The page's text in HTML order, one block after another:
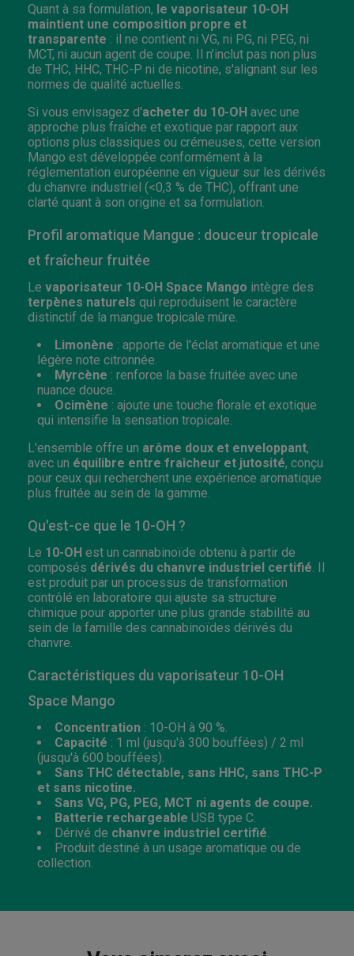
Quant à sa formulation, le vaporisateur 10-OH
maintient une composition propre et
transparente : il ne contient ni VG, ni PG, ni PEG, ni
MCT, ni aucun agent de coupe. Il n'inclut pas non plus
de THC, HHC, THC-P ni de nicotine, s'alignant sur les
normes de qualité actuelles.
Si vous envisagez d'acheter du 10-OH avec une
approche plus fraîche et exotique par rapport aux
options plus classiques ou crémeuses, cette version
Mango est développée conformément à la
réglementation européenne en vigueur sur les dérivés
du chanvre industriel (<0,3 % de THC), offrant une
clarté quant à son origine et sa formulation.
Profil aromatique Mangue : douceur tropicale
et fraîcheur fruitée
Le vaporisateur 10-OH Space Mango intègre des
terpènes naturels qui reproduisent le caractère
distinctif de la mangue tropicale mûre.
Limonène : apporte de l'éclat aromatique et une
légère note citronnée.
Myrcène : renforce la base fruitée avec une
nuance douce.
Ocimène : ajoute une touche florale et exotique
qui intensifie la sensation tropicale.
L'ensemble offre un arôme doux et enveloppant,
avec un équilibre entre fraîcheur et jutosité, conçu
pour ceux qui recherchent une expérience aromatique
plus fruitée au sein de la gamme.
Qu'est-ce que le 10-OH ?
Le 10-OH est un cannabinoïde obtenu à partir de
composés dérivés du chanvre industriel certifié . Il
est produit par un processus de transformation
contrôlé en laboratoire qui ajuste sa structure
chimique pour apporter une plus grande stabilité au
sein de la famille des cannabinoïdes dérivés du
chanvre.
Caractéristiques du vaporisateur 10-OH
Space Mango
Concentration : 10-OH à 90 %.
Capacité : 1 ml (jusqu'à 300 bouffées) / 2 ml
(jusqu'à 600 bouffées).
Sans THC détectable, sans HHC, sans THC-P
et sans nicotine.
Sans VG, PG, PEG, MCT ni agents de coupe.
Batterie rechargeable USB type C.
Dérivé de chanvre industriel certifié
Produit destiné à un usage aromatique ou de
collection.